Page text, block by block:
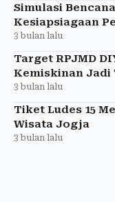
Simulasi
Kesiapsiagaan
3 bulan lalu
Target RPJMD
Kemiskinan Jadi
3 bulan lalu
Tiket Ludes 15
Wisata Jogja
3 bulan lalu